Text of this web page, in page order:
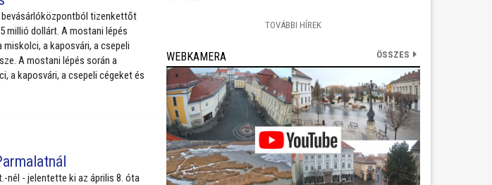
bevásárlóközpontból tizenkettőt
millió dollárt. A mostani lépés
miskolci, a kaposvári, a csepeli
A mostani lépés során a
a kaposvári, a csepeli cégeket és
nél - jelentette ki az április 8. óta
TOVÁBBI HÍREK
WEBKAMERA ÖSSZES